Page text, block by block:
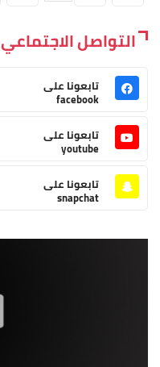
التواصل الاجتماعي
تابعونا على
facebook
تابعونا على
youtube
تابعونا على
snapchat